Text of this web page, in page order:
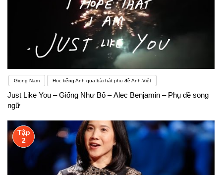
Giọng Nam Học tiếng Anh qua bài hát phụ đề Anh-Việt
Just Like You – Giống Như Bố – Alec Benjamin – Phụ đề song
ngữ
Tập
2